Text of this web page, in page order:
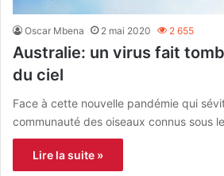
Oscar Mbena 2 mai 2020 2 655
Australie: un virus fait
du ciel
Face à cette nouvelle pandémie qui
communauté des oiseaux connus sous
Lire la suite »